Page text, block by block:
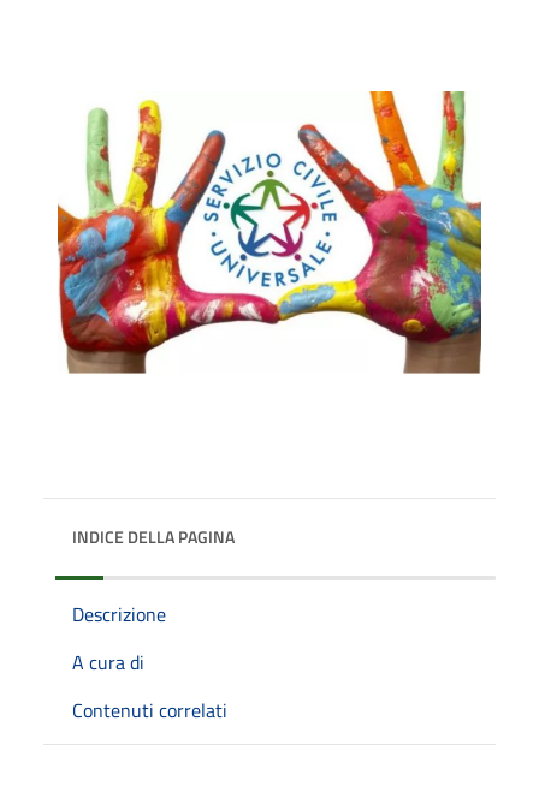
INDICE DELLA PAGINA
Descrizione
A cura di
Contenuti correlati